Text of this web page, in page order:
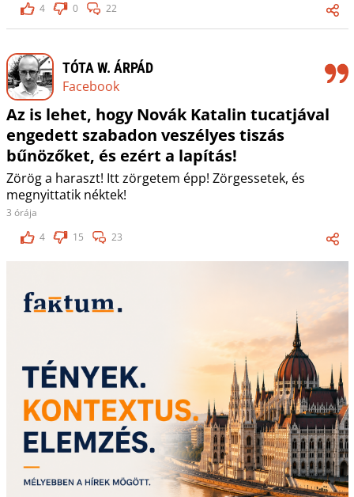
4
0 22
TÓTA W. ÁRPÁD
Facebook
Az is lehet, hogy Novák Katalin tucatjával
engedett szabadon veszélyes tiszás
bűnözőket, és ezért a lapítás!
Zörög a haraszt! Itt zörgetem épp! Zörgessetek, és
megnyittatik néktek!
3 órája
4
15 23